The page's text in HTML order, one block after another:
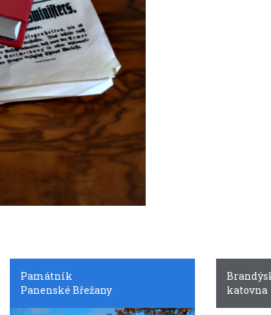
Památník
Panenské Břežany
katovna